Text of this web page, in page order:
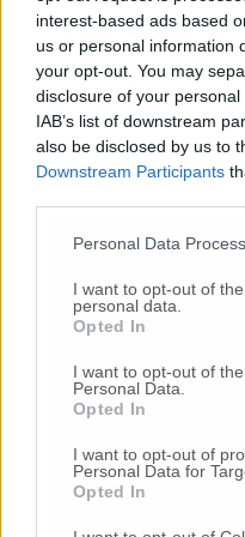
interest-based ads based
us or personal information
your opt-out. You may
disclosure of your
IAB’s list of downstream
also be disclosed by us to
Downstream Participants
Personal Data
I want to opt-out of
personal data.
Opted In
I want to opt-out of
Personal Data.
Opted In
I want to opt-out of
Personal Data for
Opted In
Nessun commento
Commenta
Gli articoli più letti
-Bimbi costretti
orrore all’asilo,